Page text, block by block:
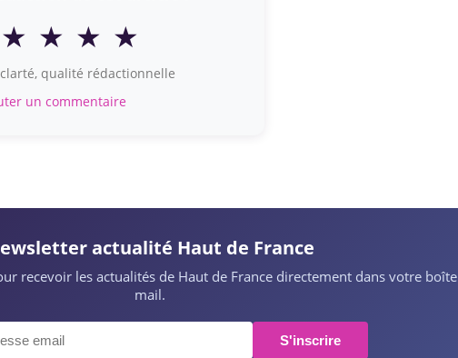
★ ★ ★ ★
qualité rédactionnelle
un commentaire
actualité Haut de France
recevoir les actualités de Haut de France directement dans votre boîte
mail.
S'inscrire